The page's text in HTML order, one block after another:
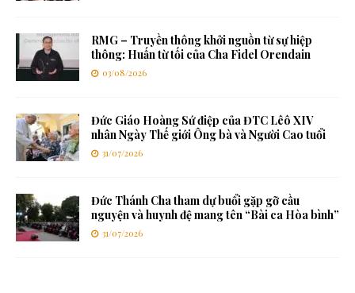
RMG – Truyền thông khởi nguồn từ sự hiệp
thông: Huấn từ tối của Cha Fidel Orendain
03/08/2026
Đức Giáo Hoàng Sứ điệp của ĐTC Lêô XIV
nhân Ngày Thế giới Ông bà và Người Cao tuổi
31/07/2026
Đức Thánh Cha tham dự buổi gặp gỡ cầu
nguyện và huynh đệ mang tên “Bài ca Hòa bình”
31/07/2026